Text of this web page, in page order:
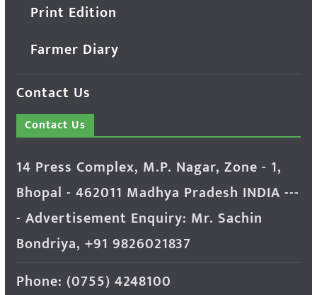
Print Edition
Farmer Diary
Contact Us
Contact Us
14 Press Complex, M.P. Nagar, Zone - 1,
Bhopal - 462011 Madhya Pradesh INDIA ---
- Advertisement Enquiry: Mr. Sachin
Bondriya, +91 9826021837
Phone: (0755) 4248100